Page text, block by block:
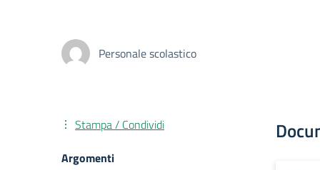
Personale scolastico
Stampa / Condividi
Argomenti